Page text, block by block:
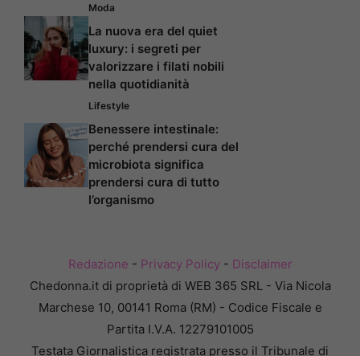
Moda
La nuova era del quiet
luxury: i segreti per
valorizzare i filati nobili
nella quotidianità
Lifestyle
Benessere intestinale:
perché prendersi cura del
microbiota significa
prendersi cura di tutto
l’organismo
Redazione - Privacy Policy- Disclaimer
Chedonna.it di proprietà di WEB 365 SRL - Via Nicola
Marchese 10, 00141 Roma (RM) - Codice Fiscale e
Partita I.V.A. 12279101005
Testata Giornalistica registrata presso il Tribunale di